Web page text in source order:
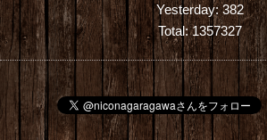
Yesterday:382
Total:1357327